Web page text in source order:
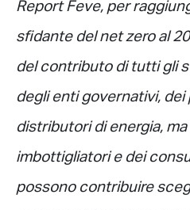
Report Feve, per
sfidante del net zero al
del contributo di tutti gli
degli enti governativi,
distributori di energia,
imbottigliatori e dei
possono contribuire